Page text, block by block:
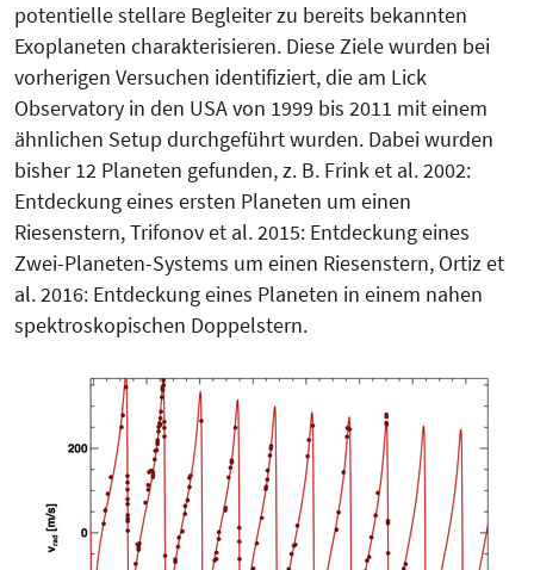
potentielle stellare Begleiter zu bereits bekannten
Exoplaneten charakterisieren. Diese Ziele wurden bei
vorherigen Versuchen identifiziert, die am Lick
Observatory in den USA von 1999 bis 2011 mit einem
ähnlichen Setup durchgeführt wurden. Dabei wurden
bisher 12 Planeten gefunden, z. B. Frink et al. 2002:
Entdeckung eines ersten Planeten um einen
Riesenstern, Trifonov et al. 2015: Entdeckung ei­nes
Zwei-Planeten-Systems um einen Riesenstern, Ortiz et
al. 2016: Entdec­kung eines Planeten in einem nahen
spek­troskopischen Doppelstern.